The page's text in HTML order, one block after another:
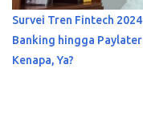
Survei Tren Fintech
Banking hingga
Kenapa, Ya?